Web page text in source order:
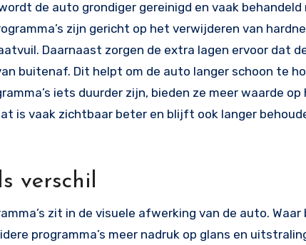
de auto grondiger gereinigd en vaak
zijn gericht op het verwijderen van
Daarnaast zorgen de extra lagen ervoor dat
buitenaf. Dit helpt om de auto langer schoon te
iets duurder zijn, bieden ze meer waarde
is vaak zichtbaar beter en blijft ook langer
verschil
zit in de visuele afwerking van de auto. Waar
programma’s meer nadruk op glans en